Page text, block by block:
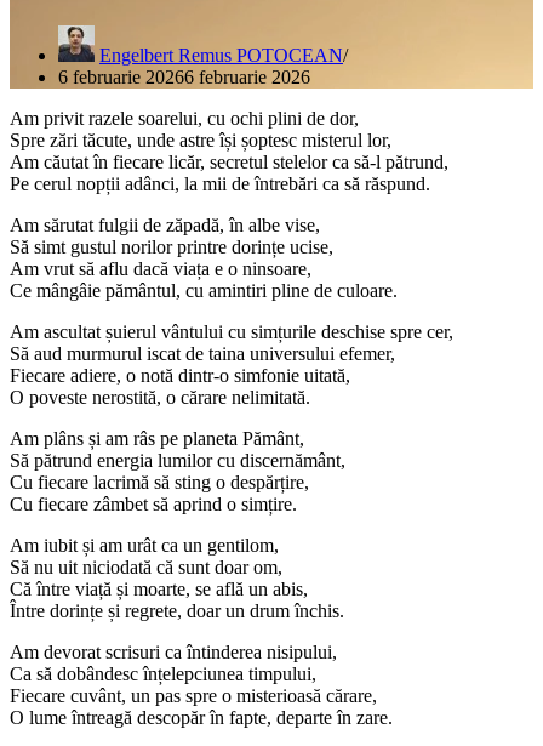
Engelbert Remus POTOCEAN
6 februarie 20266 februarie 2026
Am privit razele soarelui, cu ochi plini de dor,
Spre zări tăcute, unde astre își șoptesc misterul lor,
Am căutat în fiecare licăr, secretul stelelor ca să-l pătrund,
Pe cerul nopții adânci, la mii de întrebări ca să răspund.
Am sărutat fulgii de zăpadă, în albe vise,
Să simt gustul norilor printre dorințe ucise,
Am vrut să aflu dacă viața e o ninsoare,
Ce mângâie pământul, cu amintiri pline de culoare.
Am ascultat șuierul vântului cu simțurile deschise spre cer,
Să aud murmurul iscat de taina universului efemer,
Fiecare adiere, o notă dintr-o simfonie uitată,
O poveste nerostită, o cărare nelimitată.
Am plâns și am râs pe planeta Pământ,
Să pătrund energia lumilor cu discernământ,
Cu fiecare lacrimă să sting o despărțire,
Cu fiecare zâmbet să aprind o simțire.
Am iubit și am urât ca un gentilom,
Să nu uit niciodată că sunt doar om,
Că între viață și moarte, se află un abis,
Între dorințe și regrete, doar un drum închis.
Am devorat scrisuri ca întinderea nisipului,
Ca să dobândesc înțelepciunea timpului,
Fiecare cuvânt, un pas spre o misterioasă cărare,
O lume întreagă descopăr în fapte, departe în zare.